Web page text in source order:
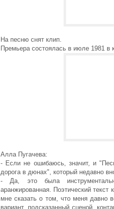
На песню снят клип.
Премьера состоялась в июле 1981
Алла Пугачева:
- Если не ошибаюсь, значит, и
дорога в дюнах", который недавно
- Да, это была
аранжированная. Поэтический текст
мне сказать о том, что меня давно
вариант, подсказанный сценой,